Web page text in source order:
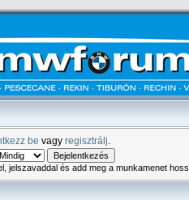
be vagy regisztrálj
jelszavaddal és add meg a munkamenet